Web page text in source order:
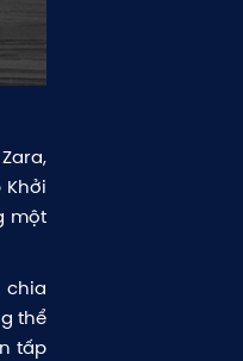
Khởi
một
chia
thể
tấp